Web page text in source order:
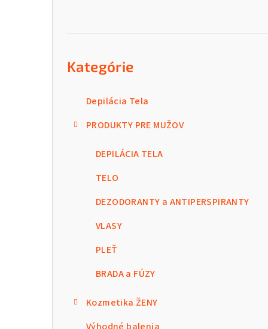
Kategórie
Depilácia Tela
PRODUKTY PRE MUŽOV
DEPILÁCIA TELA
TELO
DEZODORANTY a ANTIPERSPIRANTY
VLASY
PLEŤ
BRADA a FÚZY
Kozmetika ŽENY